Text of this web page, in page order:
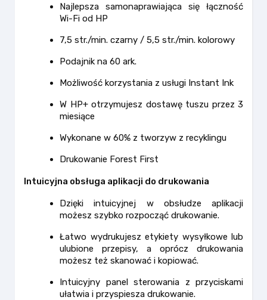
Najlepsza samonaprawiająca się łączność
Wi-Fi od HP
7,5 str./min. czarny / 5,5 str./min. kolorowy
Podajnik na 60 ark.
Możliwość korzystania z usługi Instant Ink
W HP+ otrzymujesz dostawę tuszu przez 3
miesiące
Wykonane w 60% z tworzyw z recyklingu
Drukowanie Forest First
Intuicyjna obsługa aplikacji do drukowania
Dzięki intuicyjnej w obsłudze aplikacji
możesz szybko rozpocząć drukowanie.
Łatwo wydrukujesz etykiety wysyłkowe lub
ulubione przepisy, a oprócz drukowania
możesz też skanować i kopiować.
Intuicyjny panel sterowania z przyciskami
ułatwia i przyspiesza drukowanie.